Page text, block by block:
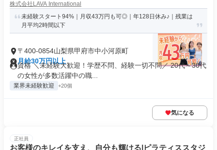
株式会社LAVA International
未経験スタート94%｜月収43万円も可◎｜年128日休み♪｜残業は
月平均2時間以下
〒400-0854山梨県甲府市中小河原町
月給30万円以上
資格 ＼未経験大歓迎！学歴不問、経験一切不問／ 20代～30代
の女性が多数活躍中の職...
業界未経験歓迎 +20個
気になる
正社員
お客様のキレイを支え、自分も輝ける|ピラティススタジ